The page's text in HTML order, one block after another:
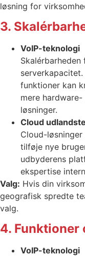
løsning for
3.
VoIP-teknologi
funktioner kan
mere
løsninger.
Cloud
Cloud-
tilføje nye
udbyderens
ekspertise
Valg: Hvis din
geografisk spredte
valg.
4.
VoIP-teknologi